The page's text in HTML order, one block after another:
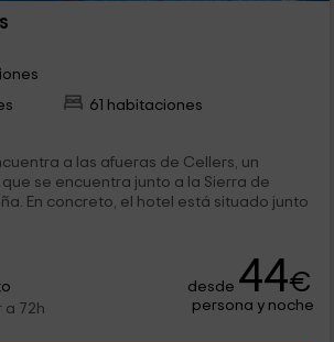
61 habitaciones
a las afueras de Cellers, un
se encuentra junto a la Sierra de
En concreto, el hotel está situado junto
a 72h
desde 44€
persona y noche